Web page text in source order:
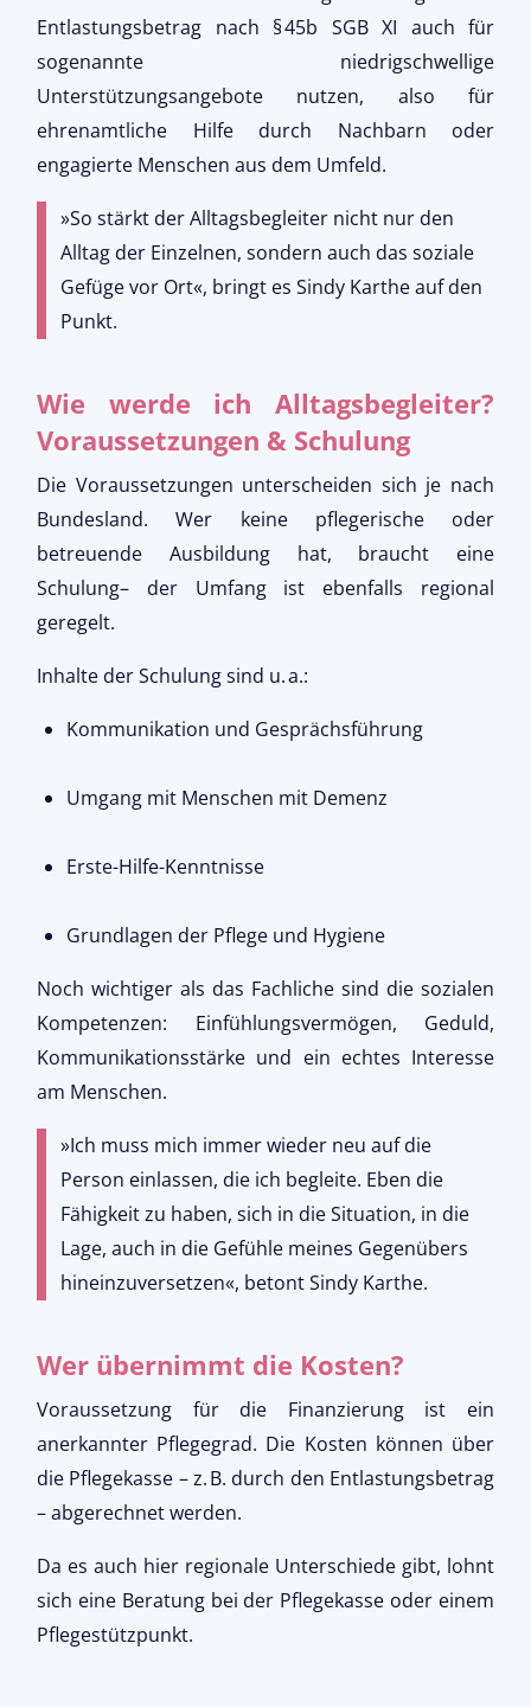
Entlastungsbetrag nach § 45b SGB XI auch für
sogenannte niedrigschwellige
Unterstützungsangebote nutzen, also für
ehrenamtliche Hilfe durch Nachbarn oder
engagierte Menschen aus dem Umfeld.
»So stärkt der Alltagsbegleiter nicht nur den
Alltag der Einzelnen, sondern auch das soziale
Gefüge vor Ort«, bringt es Sindy Karthe auf den
Punkt.
Wie werde ich Alltagsbegleiter?
Voraussetzungen & Schulung
Die Voraussetzungen unterscheiden sich je nach
Bundesland. Wer keine pflegerische oder
betreuende Ausbildung hat, braucht eine
Schulung– der Umfang ist ebenfalls regional
geregelt.
Inhalte der Schulung sind u. a.:
Kommunikation und Gesprächsführung
Umgang mit Menschen mit Demenz
Erste-Hilfe-Kenntnisse
Grundlagen der Pflege und Hygiene
Noch wichtiger als das Fachliche sind die sozialen
Kompetenzen: Einfühlungsvermögen, Geduld,
Kommunikationsstärke und ein echtes Interesse
am Menschen.
»Ich muss mich immer wieder neu auf die
Person einlassen, die ich begleite. Eben die
Fähigkeit zu haben, sich in die Situation, in die
Lage, auch in die Gefühle meines Gegenübers
hineinzuversetzen«, betont Sindy Karthe.
Wer übernimmt die Kosten?
Voraussetzung für die Finanzierung ist ein
anerkannter Pflegegrad. Die Kosten können über
die Pflegekasse – z. B. durch den Entlastungsbetrag
– abgerechnet werden.
Da es auch hier regionale Unterschiede gibt, lohnt
sich eine Beratung bei der Pflegekasse oder einem
Pflegestützpunkt.